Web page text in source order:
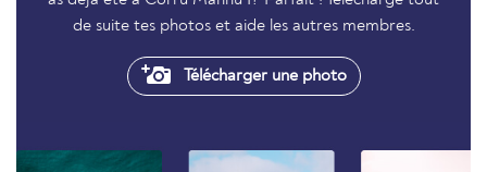
de suite tes photos et aide les autres membres.
Télécharger une photo